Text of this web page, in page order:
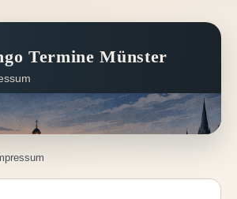
Termine Münster